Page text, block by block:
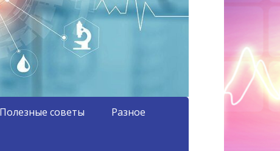
Полезные советы Разное